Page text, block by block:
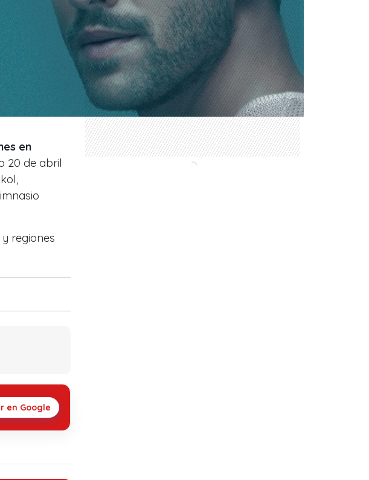
en
20 de abril
regiones
en Google